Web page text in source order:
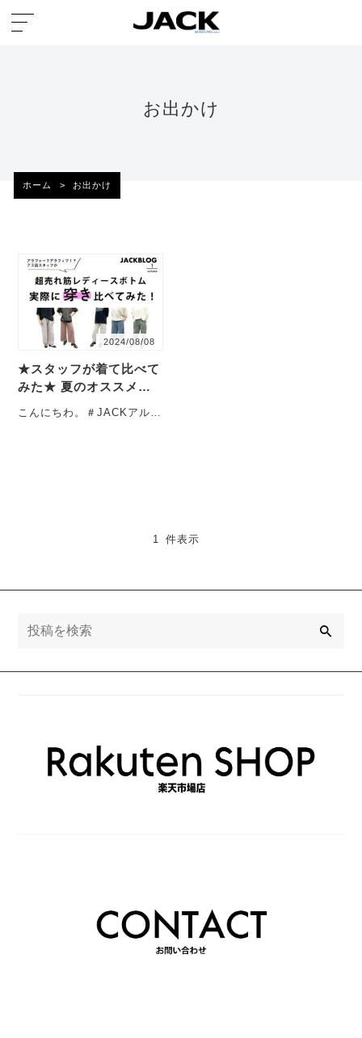
お出かけ
ホーム > お出かけ
2024/08/08
★スタッフが着て比べて
みた★ 夏のオススメさ
こんにちわ。＃JACKアルプ
1 件表示